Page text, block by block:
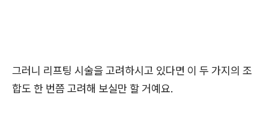
그러니 리프팅 시술을 고려하시고 있다면 이 두 가지의 조
합도 한 번쯤 고려해 보실만 할 거예요.